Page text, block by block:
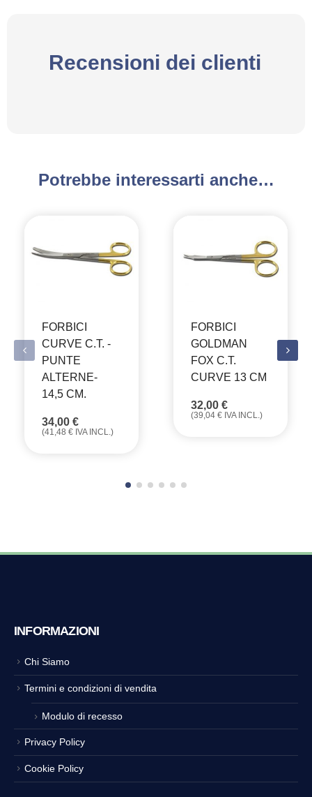
Recensioni dei clienti
Potrebbe interessarti anche…
FORBICI
CURVE C.T. -
PUNTE
ALTERNE-
14,5 CM.
34,00 €
(41,48 € IVA INCL.)
FORBICI
GOLDMAN
FOX C.T.
CURVE 13 CM
32,00 €
(39,04 € IVA INCL.)
INFORMAZIONI
Chi Siamo
Termini e condizioni di vendita
Modulo di recesso
Privacy Policy
Cookie Policy